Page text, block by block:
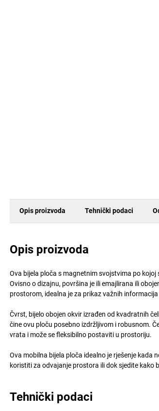
Opis proizvoda Tehnički podaci
Opis proizvoda
Ova bijela ploča s magnetnim svojstvima po
Ovisno o dizajnu, površina je ili emajlirana ili
prostorom, idealna je za prikaz važnih
Čvrst, bijelo obojen okvir izrađen od kvadratnih
čine ovu ploču posebno izdržljivom i robusnom.
vrata i može se fleksibilno postaviti u prostoriju.
Ova mobilna bijela ploča idealno je rješenje
koristiti za odvajanje prostora ili dok sjedite
Tehnički podaci